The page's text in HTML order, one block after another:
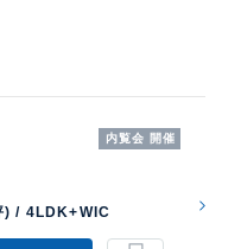
内覧会 開催
/ 4LDK+WIC